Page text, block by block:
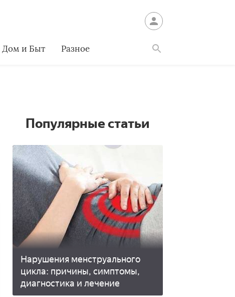
Дом и Быт Разное
Популярные статьи
Нарушения менструального
цикла: причины, симптомы,
диагностика и лечение